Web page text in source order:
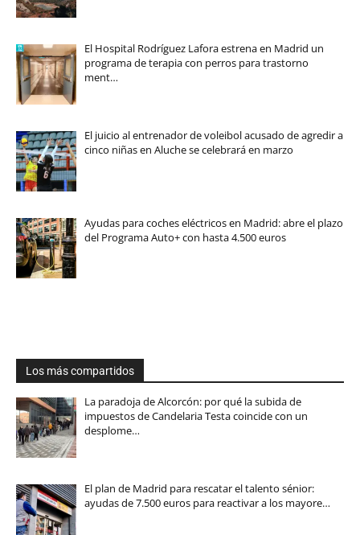
El Hospital Rodríguez Lafora estrena en Madrid un
programa de terapia con perros para trastorno
ment…
El juicio al entrenador de voleibol acusado de agredir a
cinco niñas en Aluche se celebrará en marzo
Ayudas para coches eléctricos en Madrid: abre el plazo
del Programa Auto+ con hasta 4.500 euros
Los más compartidos
La paradoja de Alcorcón: por qué la subida de
impuestos de Candelaria Testa coincide con un
desplome…
El plan de Madrid para rescatar el talento sénior:
ayudas de 7.500 euros para reactivar a los mayore…